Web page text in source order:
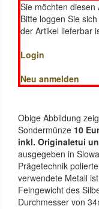
Sie möchten diesen
Bitte loggen Sie
der Artikel lieferbar
Login
Neu anmelden
Obige Abbildung
Sondermünze 10
inkl. Originaletui
ausgegeben in
Prägetechnik
verwendete Metall
Feingewicht des
Durchmesser von